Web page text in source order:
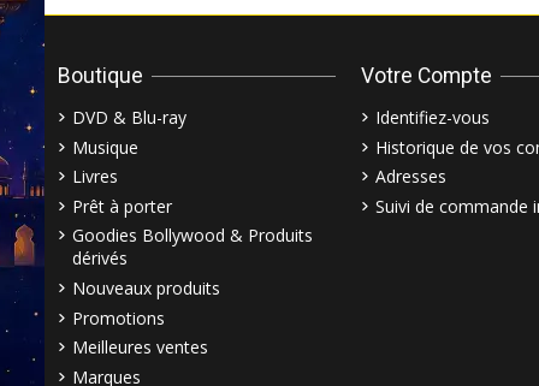
Boutique
DVD & Blu-ray
Musique
Livres
Prêt à porter
Goodies Bollywood & Produits
dérivés
Nouveaux produits
Promotions
Meilleures ventes
Marques
Votre Compte
Identifiez-vous
Historique de vos
Adresses
Suivi de commande